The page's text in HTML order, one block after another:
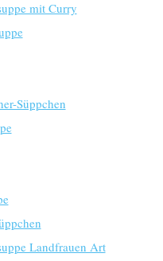
mit Curry
Süppchen
Landfrauen Art